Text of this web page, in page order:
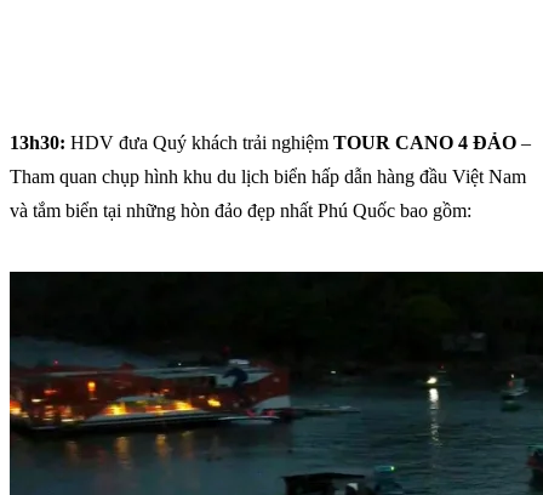
13h30: HDV đưa Quý khách trải nghiệm TOUR CANO 4 ĐẢO –
Tham quan chụp hình khu du lịch biển hấp dẫn hàng đầu Việt Nam
và tắm biển tại những hòn đảo đẹp nhất Phú Quốc bao gồm: